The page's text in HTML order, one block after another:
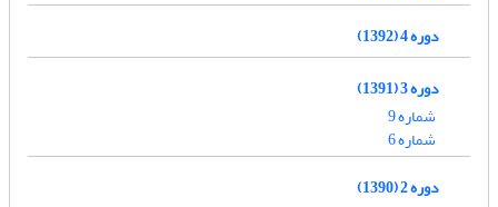
دوره 4 (1392)
دوره 3 (1391)
شماره 9
شماره 6
دوره 2 (1390)